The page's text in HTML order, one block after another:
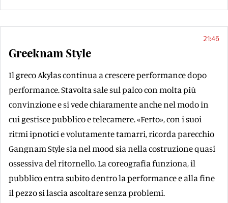
21:46
Greeknam Style
Il greco Akylas continua a crescere performance dopo
performance. Stavolta sale sul palco con molta più
convinzione e si vede chiaramente anche nel modo in
cui gestisce pubblico e telecamere. «Ferto», con i suoi
ritmi ipnotici e volutamente tamarri, ricorda parecchio
Gangnam Style sia nel mood sia nella costruzione quasi
ossessiva del ritornello. La coreografia funziona, il
pubblico entra subito dentro la performance e alla fine
il pezzo si lascia ascoltare senza problemi.